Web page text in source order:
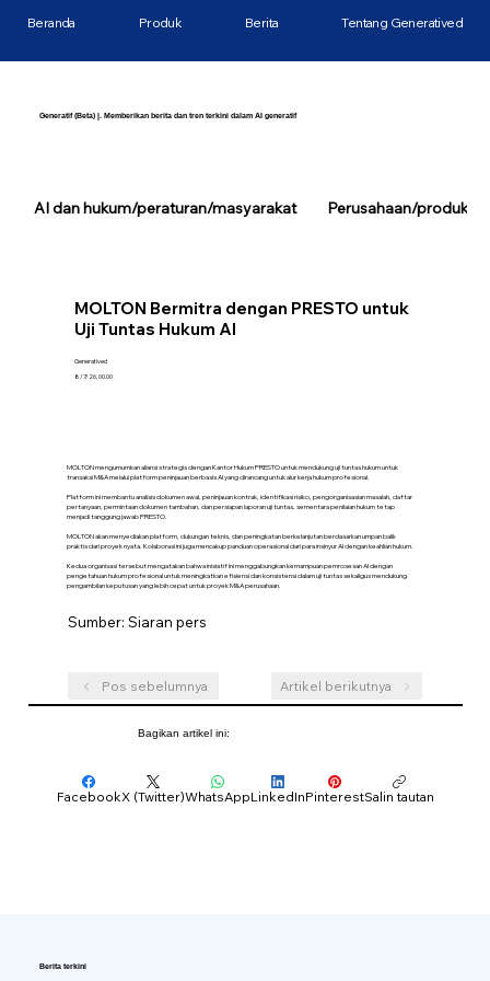
Generatif (Beta) |. Memberikan berita dan tren terkini dalam AI generatif
MOLTON Bermitra dengan PRESTO untuk
Uji Tuntas Hukum AI
Generatived
8/7/26, 00.00
MOLTON mengumumkan aliansi strategis dengan Kantor Hukum PRESTO untuk mendukung uji tuntas hukum untuk
transaksi M&A melalui platform peninjauan berbasis AI yang dirancang untuk alur kerja hukum profesional.
Platform ini membantu analisis dokumen awal, peninjauan kontrak, identifikasi risiko, pengorganisasian masalah, daftar
pertanyaan, permintaan dokumen tambahan, dan persiapan laporan uji tuntas, sementara penilaian hukum tetap
menjadi tanggung jawab PRESTO.
MOLTON akan menyediakan platform, dukungan teknis, dan peningkatan berkelanjutan berdasarkan umpan balik
praktis dari proyek nyata. Kolaborasi ini juga mencakup panduan operasional dari para insinyur AI dengan keahlian hukum.
Kedua organisasi tersebut mengatakan bahwa inisiatif ini menggabungkan kemampuan pemrosesan AI dengan
pengetahuan hukum profesional untuk meningkatkan efisiensi dan konsistensi dalam uji tuntas sekaligus mendukung
pengambilan keputusan yang lebih cepat untuk proyek M&A perusahaan.
Sumber: Siaran pers
Pos sebelumnya Artikel berikutnya
Beranda Produk Berita Tentang Generatived
Bagikan artikel ini:
FacebookX (Twitter)WhatsAppLinkedInPinterestSalin tautan
AI dan hukum/peraturan/masyarakat Perusahaan/produk/
Berita terkini